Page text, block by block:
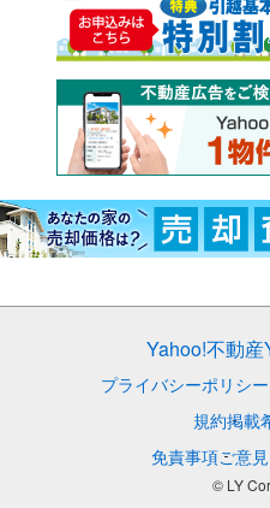
Yahoo!不動産
プライバシーポリシー
規約掲載
免責事項ご意
© LY